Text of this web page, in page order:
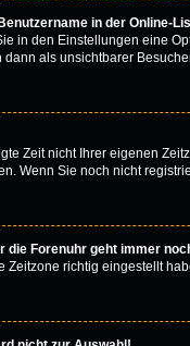
in der Online-
in den Einstellungen eine
als unsichtbarer
Zeit nicht Ihrer eigenen
Wenn Sie noch nicht
die Forenuhr geht immer
richtig eingestellt